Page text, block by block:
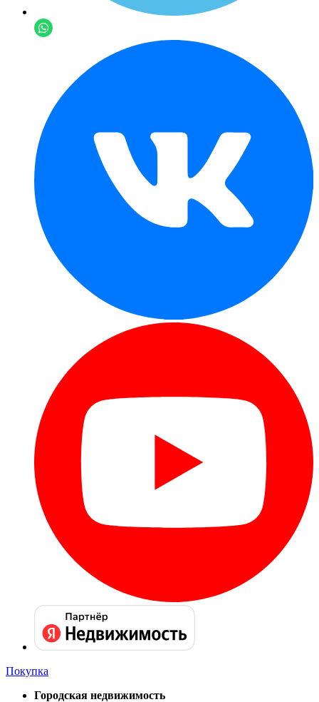
Покупка
Городская недвижимость